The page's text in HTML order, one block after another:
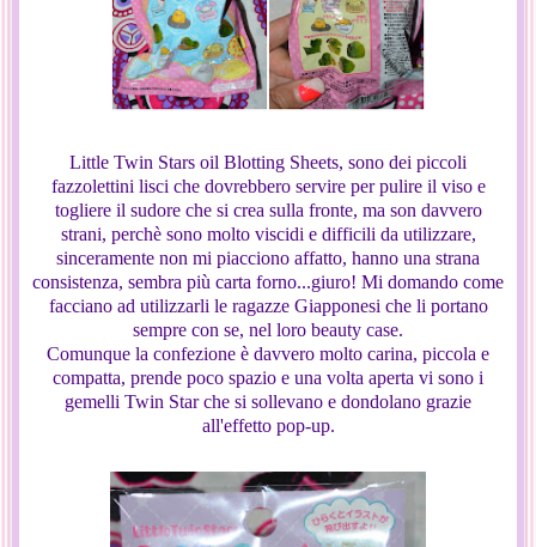
Little Twin Stars oil Blotting Sheets, sono dei piccoli
fazzolettini lisci che dovrebbero servire per pulire il viso e
togliere il sudore che si crea sulla fronte, ma son davvero
strani, perchè sono molto viscidi e difficili da utilizzare,
sinceramente non mi piacciono affatto, hanno una strana
consistenza, sembra più carta forno...giuro! Mi domando come
facciano ad utilizzarli le ragazze Giapponesi che li portano
sempre con se, nel loro beauty case.
Comunque la confezione è davvero molto carina, piccola e
compatta, prende poco spazio e una volta aperta vi sono i
gemelli Twin Star che si sollevano e dondolano grazie
all'effetto pop-up.